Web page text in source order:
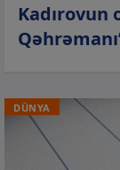
Kadırovun
DÜNYA